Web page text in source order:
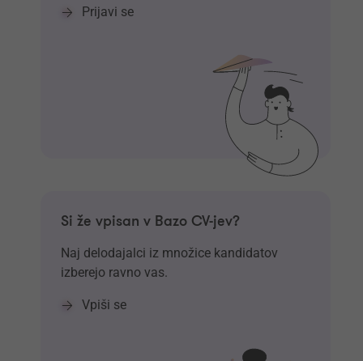
Prijavi se
Si že vpisan v Bazo CV-jev?
Naj delodajalci iz množice kandidatov
izberejo ravno vas.
Vpiši se